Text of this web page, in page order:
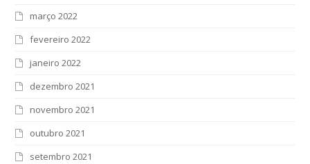
março 2022
fevereiro 2022
janeiro 2022
dezembro 2021
novembro 2021
outubro 2021
setembro 2021